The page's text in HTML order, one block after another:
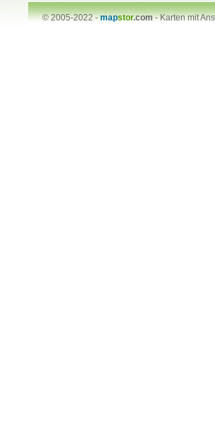
© 2005-2022 -mapstor.com-Karten mit